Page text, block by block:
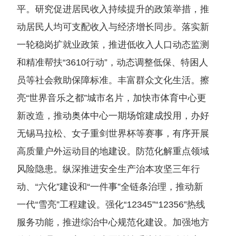
平。研究促进居民收入持续提升的政策举措，推
动居民人均可支配收入与经济增长同步。落实新
一轮稳岗扩就业政策，推进低收入人口动态监测
和精准帮扶“3610行动”，动态调整低保、特困人
员等社会救助保障标准。丰富群众文化生活。擦
亮“世界音乐之都”城市名片，加快市体育中心更
新改造，推动奥体中心一期场馆建成投用，办好
无锡马拉松、女子重剑世界杯等赛事，有序开展
高质量户外运动目的地建设。防范化解重点领域
风险隐患。纵深推进安全生产治本攻坚三年行
动、“六化”建设和“一件事”全链条治理，推动新
一代“雪亮”工程建设。强化“12345”“12356”热线
服务功能，推进综治中心规范化建设。加强地方